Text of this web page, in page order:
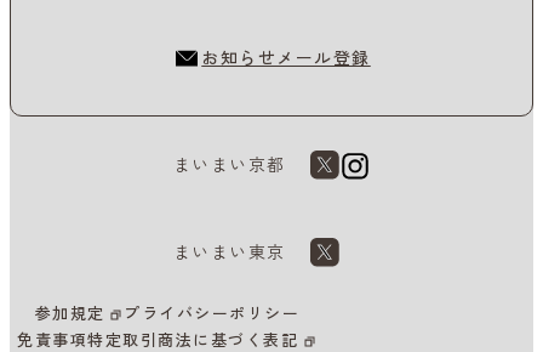
お知らせメール登録
まいまい京都
まいまい東京
参加規定
プライバシーポリシー
免責事項特定取引商法に基づく表記